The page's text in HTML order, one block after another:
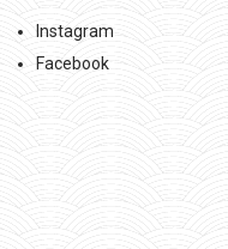
Instagram
Facebook